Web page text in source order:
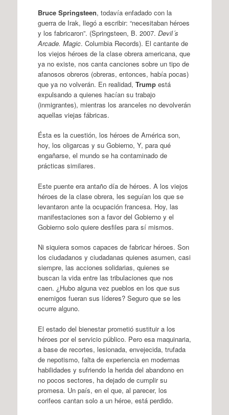
Bruce Springsteen, todavía enfadado con la
guerra de Irak, llegó a escribir: “necesitaban héroes
y los fabricaron”. (Springsteen, B. 2007. Devil´s
Arcade. Magic. Columbia Records). El cantante de
los viejos héroes de la clase obrera americana, que
ya no existe, nos canta canciones sobre un tipo de
afanosos obreros (obreras, entonces, había pocas)
que ya no volverán. En realidad, Trumpestá
expulsando a quienes hacían su trabajo
(inmigrantes), mientras los aranceles no devolverán
aquellas viejas fábricas.
Ésta es la cuestión, los héroes de América son,
hoy, los oligarcas y su Gobierno, Y, para qué
engañarse, el mundo se ha contaminado de
prácticas similares.
Este puente era antaño día de héroes. A los viejos
héroes de la clase obrera, les seguían los que se
levantaron ante la ocupación francesa. Hoy, las
manifestaciones son a favor del Gobierno y el
Gobierno solo quiere desfiles para sí mismos.
Ni siquiera somos capaces de fabricar héroes. Son
los ciudadanos y ciudadanas quienes asumen, casi
siempre, las acciones solidarias, quienes se
buscan la vida entre las tribulaciones que nos
caen. ¿Hubo alguna vez pueblos en los que sus
enemigos fueran sus líderes? Seguro que se les
ocurre alguno.
El estado del bienestar prometió sustituir a los
héroes por el servicio público. Pero esa maquinaria,
a base de recortes, lesionada, envejecida, trufada
de nepotismo, falta de experiencia en modernas
habilidades y sufriendo la herida del abandono en
no pocos sectores, ha dejado de cumplir su
promesa. Un país, en el que, al parecer, los
corifeos cantan solo a un héroe, está perdido.